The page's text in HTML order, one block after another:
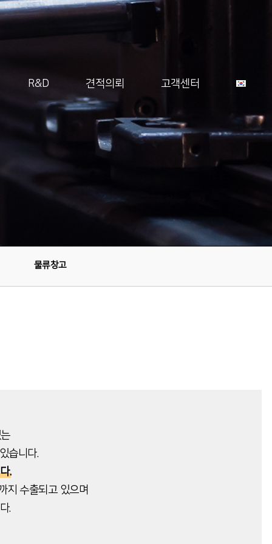
R&D 견적의뢰 고객센터
물류창고
습니다.
.
지 수출되고 있으며
.